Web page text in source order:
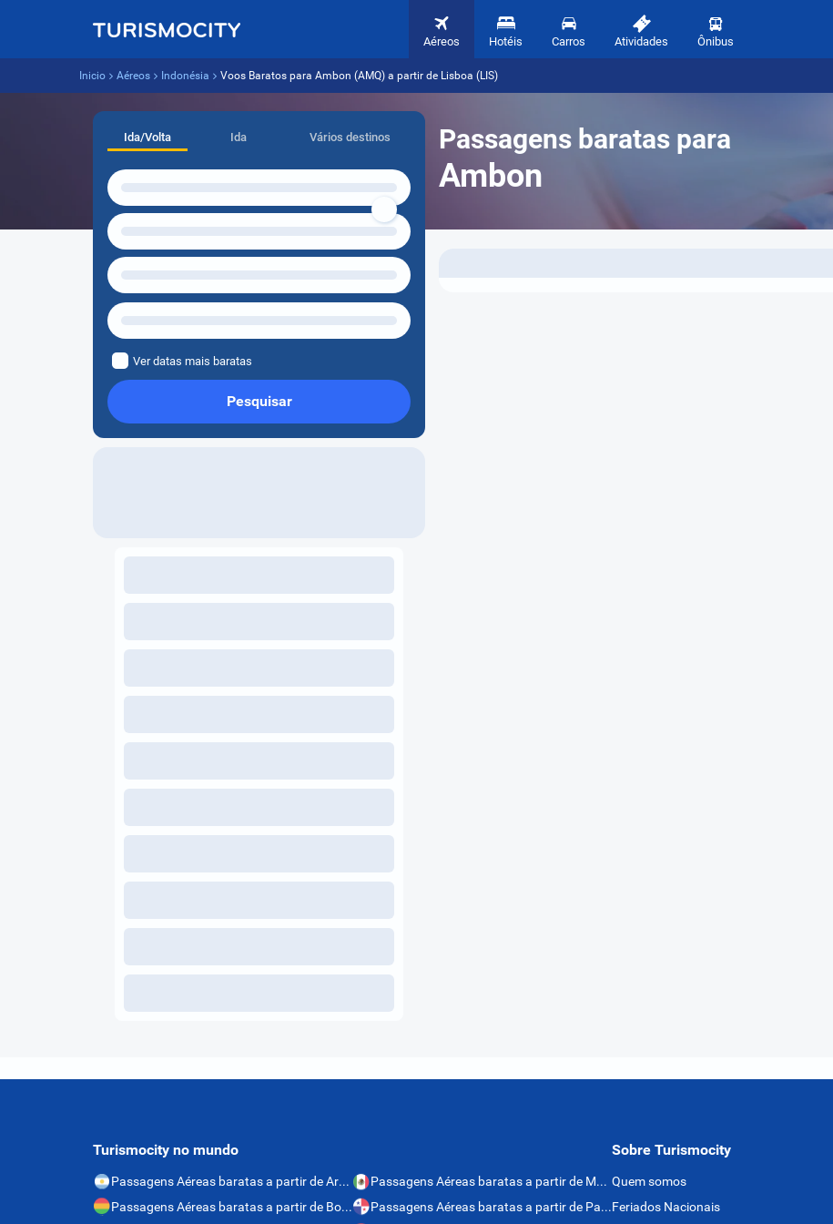
Aéreos Hotéis Carros Atividades Ônibus
Inicio Aéreos Indonésia Voos Baratos para Ambon (AMQ) a partir de Lisboa (LIS)
Passagens baratas para
Ambon
Ida/Volta Ida Vários destinos
Ver datas mais baratas
Pesquisar
Turismocity no mundo
Passagens Aéreas baratas a partir de Argentina
Passagens Aéreas baratas a partir de Bolívia
Passagens Aéreas baratas a partir de México
Passagens Aéreas baratas a partir de Panamá
Sobre Turismocity
Quem somos
Feriados Nacionais